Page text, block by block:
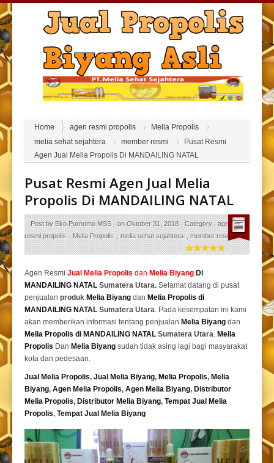
Home agen resmi propolis
Melia Propolis
melia sehat sejahtera
member resmi
Pusat Resmi
Agen Jual Melia Propolis Di MANDAILING NATAL
Pusat Resmi Agen Jual Melia
Propolis Di MANDAILING NATAL
Post byEko Purnomo MSS onOktober 31, 2018 Category :agen
resmi propolis ,Melia Propolis ,melia sehat sejahtera ,member resmi
Agen Resmi Jual Melia Propolis dan Melia Biyang Di
MANDAILING NATAL Sumatera Utara. Selamat datang di pusat
penjualan produk Melia Biyang dan Melia Propolis di
MANDAILING NATAL Sumatera Utara. Pada kesempatan ini kami
akan memberikan informasi tentang penjualan Melia Biyang dan
Melia Propolis di MANDAILING NATAL Sumatera Utara. Melia
Propolis Dan Melia Biyang sudah tidak asing lagi bagi masyarakat
kota dan pedesaan.
Jual Melia Propolis, Jual Melia Biyang, Melia Propolis, Melia
Biyang, Agen Melia Propolis, Agen Melia Biyang, Distributor
Melia Propolis, Distributor Melia Biyang, Tempat Jual Melia
Propolis, Tempat Jual Melia Biyang